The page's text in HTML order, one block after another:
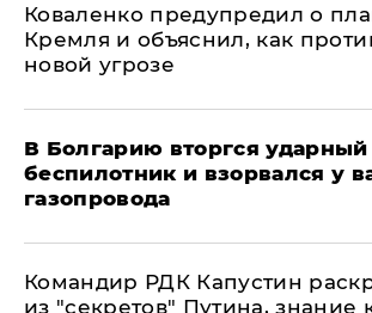
Коваленко предупредил о
Кремля и объяснил, как
новой угрозе
В Болгарию вторгся ударный
беспилотник и взорвался у
газопровода
Командир РДК Капустин
из "секретов" Путина, знание